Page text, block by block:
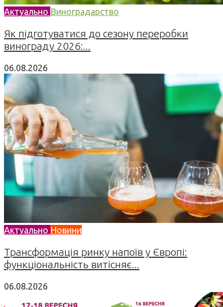
Актуально Виноградарство
Як підготуватися до сезону переробки
винограду 2026:...
06.08.2026
Актуально Новини
Трансформація ринку напоїв у Європі:
функціональність витісняє...
06.08.2026